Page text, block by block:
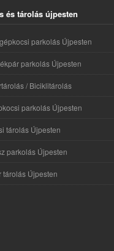
és tárolás újpesten
parkolás Újpesten
parkolás Újpesten
/ Biciklitárolás
parkolás Újpesten
tárolás Újpesten
parkolás Újpesten
tárolás Újpesten